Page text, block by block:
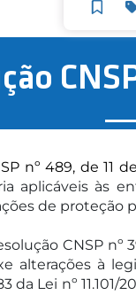
nº 489, de 11
aplicáveis às
de
CNSP
alterações à
Lei nº